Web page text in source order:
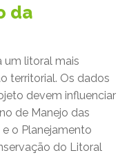
da
um litoral mais
territorial. Os dados
devem influenciar
de Manejo das
o Planejamento
do Litoral